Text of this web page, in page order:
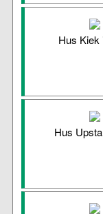
Hus Kiek
Hus